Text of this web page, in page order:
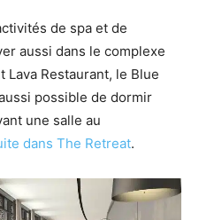
de spa et de
aussi dans le complexe
Lava Restaurant, le Blue
possible de dormir
une salle au
dans The Retreat.